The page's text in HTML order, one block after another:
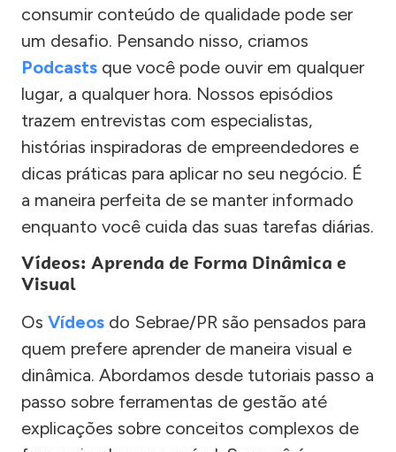
consumir conteúdo de qualidade pode ser
um desafio. Pensando nisso, criamos
Podcasts que você pode ouvir em qualquer
lugar, a qualquer hora. Nossos episódios
trazem entrevistas com especialistas,
histórias inspiradoras de empreendedores e
dicas práticas para aplicar no seu negócio. É
a maneira perfeita de se manter informado
enquanto você cuida das suas tarefas diárias.
Vídeos: Aprenda de Forma Dinâmica e
Visual
Os Vídeos do Sebrae/PR são pensados para
quem prefere aprender de maneira visual e
dinâmica. Abordamos desde tutoriais passo a
passo sobre ferramentas de gestão até
explicações sobre conceitos complexos de